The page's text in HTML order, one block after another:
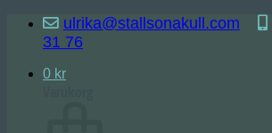
Skip
content
ulrika@stallsonakull.com
31 76
0 kr